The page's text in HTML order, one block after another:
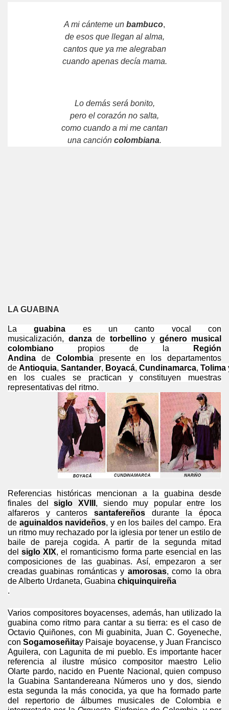
A mi cánteme un bambuco,
de esos que llegan al alma,
cantos que ya me alegraban
cuando apenas decía mama.
Lo demás será bonito,
pero el corazón no salta,
como cuando a mi me cantan
una canción colombiana.
LA GUABINA
Laguabina es un canto vocal con
musicalización, danzade torbellinoy género musical
colombiano propios de la
Región
Andina de Colombia
presente en los departamentos
de Antioquia, Santander, Boyacá, Cundinamarca, Tolima
en los cuales se practican y constituyen muestras
representativas del ritmo.
Referencias históricas mencionan a la guabina desde
finales del
siglo XVIII , siendo muy popular entre los
alfareros y canteros
santafereños
durante la época
de aguinaldos navideños, y en los bailes del campo. Era
un ritmo muy rechazado por la iglesia por tener un estilo de
baile de pareja cogida. A partir de la segunda mitad
del siglo XIX, el romanticismo forma parte esencial en las
composiciones de las guabinas. Así, empezaron a ser
creadas guabinas románticas y amorosas, como la obra
de Alberto Urdaneta, Guabina chiquinquireña
.
Varios compositores boyacenses, además, han utilizado la
guabina como ritmo para cantar a su tierra: es el caso de
Octavio Quiñones, con Mi guabinita, Juan C. Goyeneche,
conSogamoseñitay Paisaje boyacense, y Juan Francisco
Aguilera, con Lagunita de mi pueblo. Es importante hacer
referencia al ilustre músico compositor maestro Lelio
Olarte pardo, nacido en Puente Nacional, quien compuso
la Guabina Santandereana Números uno y dos, siendo
esta segunda la más conocida, ya que ha formado parte
del repertorio de álbumes musicales de Colombia e